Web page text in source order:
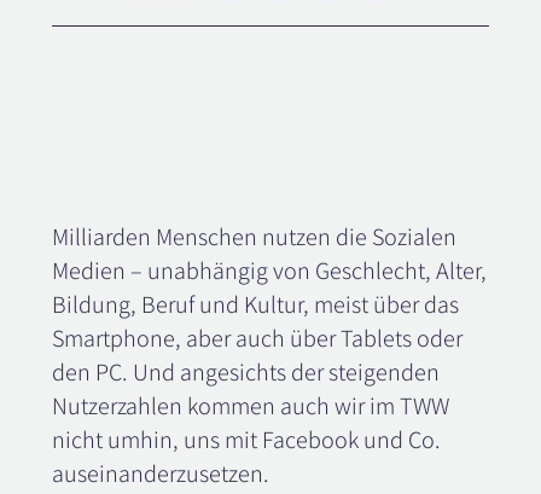
Milliarden Menschen nutzen die Sozialen
Medien – unabhängig von Geschlecht, Alter,
Bildung, Beruf und Kultur, meist über das
Smartphone, aber auch über Tablets oder
den PC. Und angesichts der steigenden
Nutzerzahlen kommen auch wir im TWW
nicht umhin, uns mit Facebook und Co.
auseinanderzusetzen.